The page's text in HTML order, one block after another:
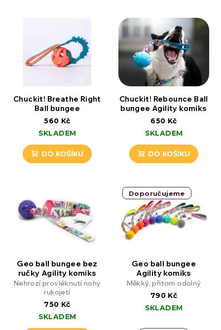
Chuckit! Breathe Right
Ball bungee
560 Kč
SKLADEM
DO KOŠÍKU
Chuckit! Rebounce Ball
bungee Agility komiks
650 Kč
SKLADEM
DO KOŠÍKU
Geo ball bungee bez
ručky Agility komiks
Nehrozí provléknutí nohy
rukojetí
750 Kč
SKLADEM
Doporučujeme
Geo ball bungee
Agility komiks
Měkký, přitom odolný
790 Kč
SKLADEM